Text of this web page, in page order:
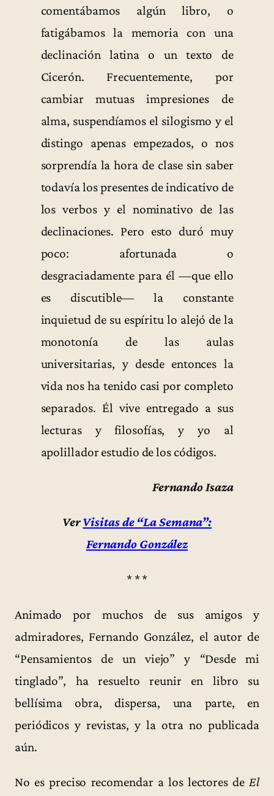
comentábamos algún libro, o
fatigábamos la memoria con una
declinación latina o un texto de
Cicerón. Frecuentemente, por
cambiar mutuas impresiones de
alma, suspendíamos el silogismo y el
distingo apenas empezados, o nos
sorprendía la hora de clase sin saber
todavía los presentes de indicativo de
los verbos y el nominativo de las
declinaciones. Pero esto duró muy
poco: afortunada o
desgraciadamente para él —que ello
es discutible— la constante
inquietud de su espíritu lo alejó de la
monotonía de las aulas
universitarias, y desde entonces la
vida nos ha tenido casi por completo
separados. Él vive entregado a sus
lecturas y filosofías, y yo al
apolillador estudio de los códigos.
Fernando Isaza
VerVisitas de “La Semana”:
Fernando González
* * *
Animado por muchos de sus amigos y
admiradores, Fernando González, el autor de
“Pensamientos de un viejo” y “Desde mi
tinglado”, ha resuelto reunir en libro su
bellísima obra, dispersa, una parte, en
periódicos y revistas, y la otra no publicada
aún.
No es preciso recomendar a los lectores deEl